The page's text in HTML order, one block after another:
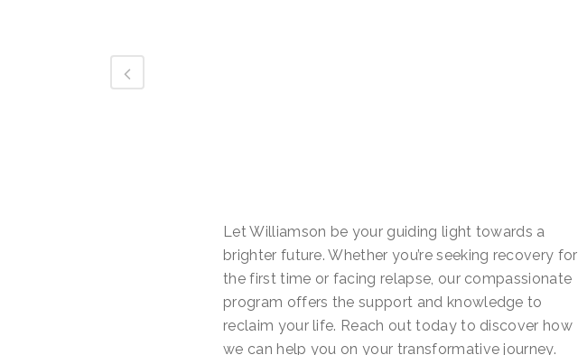
Let Williamson be your guiding light towards a
brighter future. Whether you’re seeking recovery for
the first time or facing relapse, our compassionate
program offers the support and knowledge to
reclaim your life. Reach out today to discover how
we can help you on your transformative journey.